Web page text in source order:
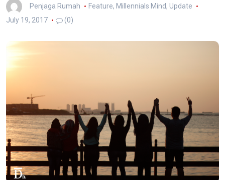
Penjaga Rumah Feature, Millennials Mind, Update
July 19, 2017
(0)